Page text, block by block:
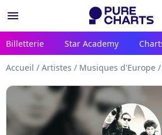
menu
Billetterie Star Academy
Accueil / Artistes / Musiques d'Europe /